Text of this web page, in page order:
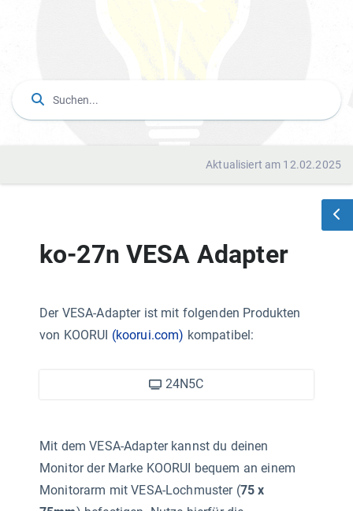
Aktualisiert am 12.02.2025
ko-27n VESA Adapter
Der VESA-Adapter ist mit folgenden Produkten
von KOORUI (koorui.com) kompatibel:
24N5C
Mit dem VESA-Adapter kannst du deinen
Monitor der Marke KOORUI bequem an einem
Monitorarm mit VESA-Lochmuster (75 x